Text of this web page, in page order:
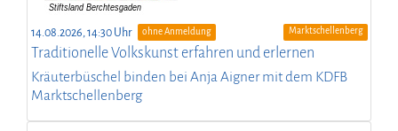
14.08.2026, 14:30 Uhr ohne Anmeldung Marktschellenberg
Traditionelle Volkskunst erfahren und erlernen
Kräuterbüschel binden bei Anja Aigner mit dem KDFB
Marktschellenberg